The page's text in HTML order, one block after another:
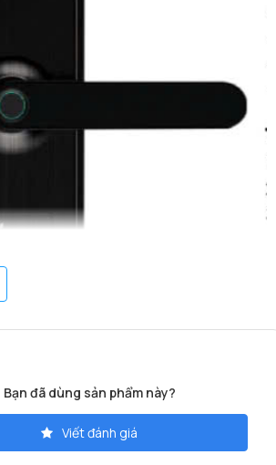
Bạn đã dùng sản phẩm này?
Viết đánh giá